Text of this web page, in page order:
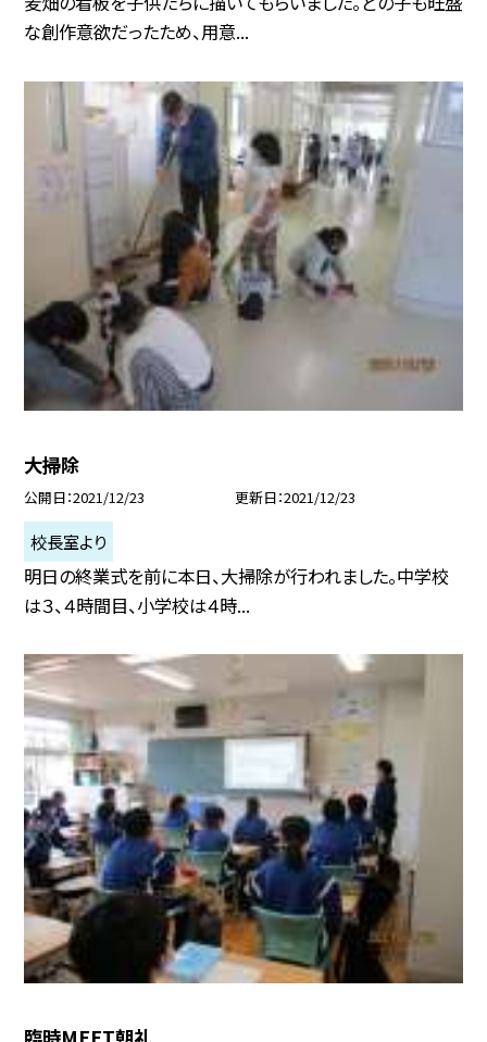
な創作意欲だったため、用意...
大掃除
公開日 2021/12/23 更新日 2021/12/23
校長室より
明日の終業式を前に本日、大掃除が行われました。中学校
は３、４時間目、小学校は４時...